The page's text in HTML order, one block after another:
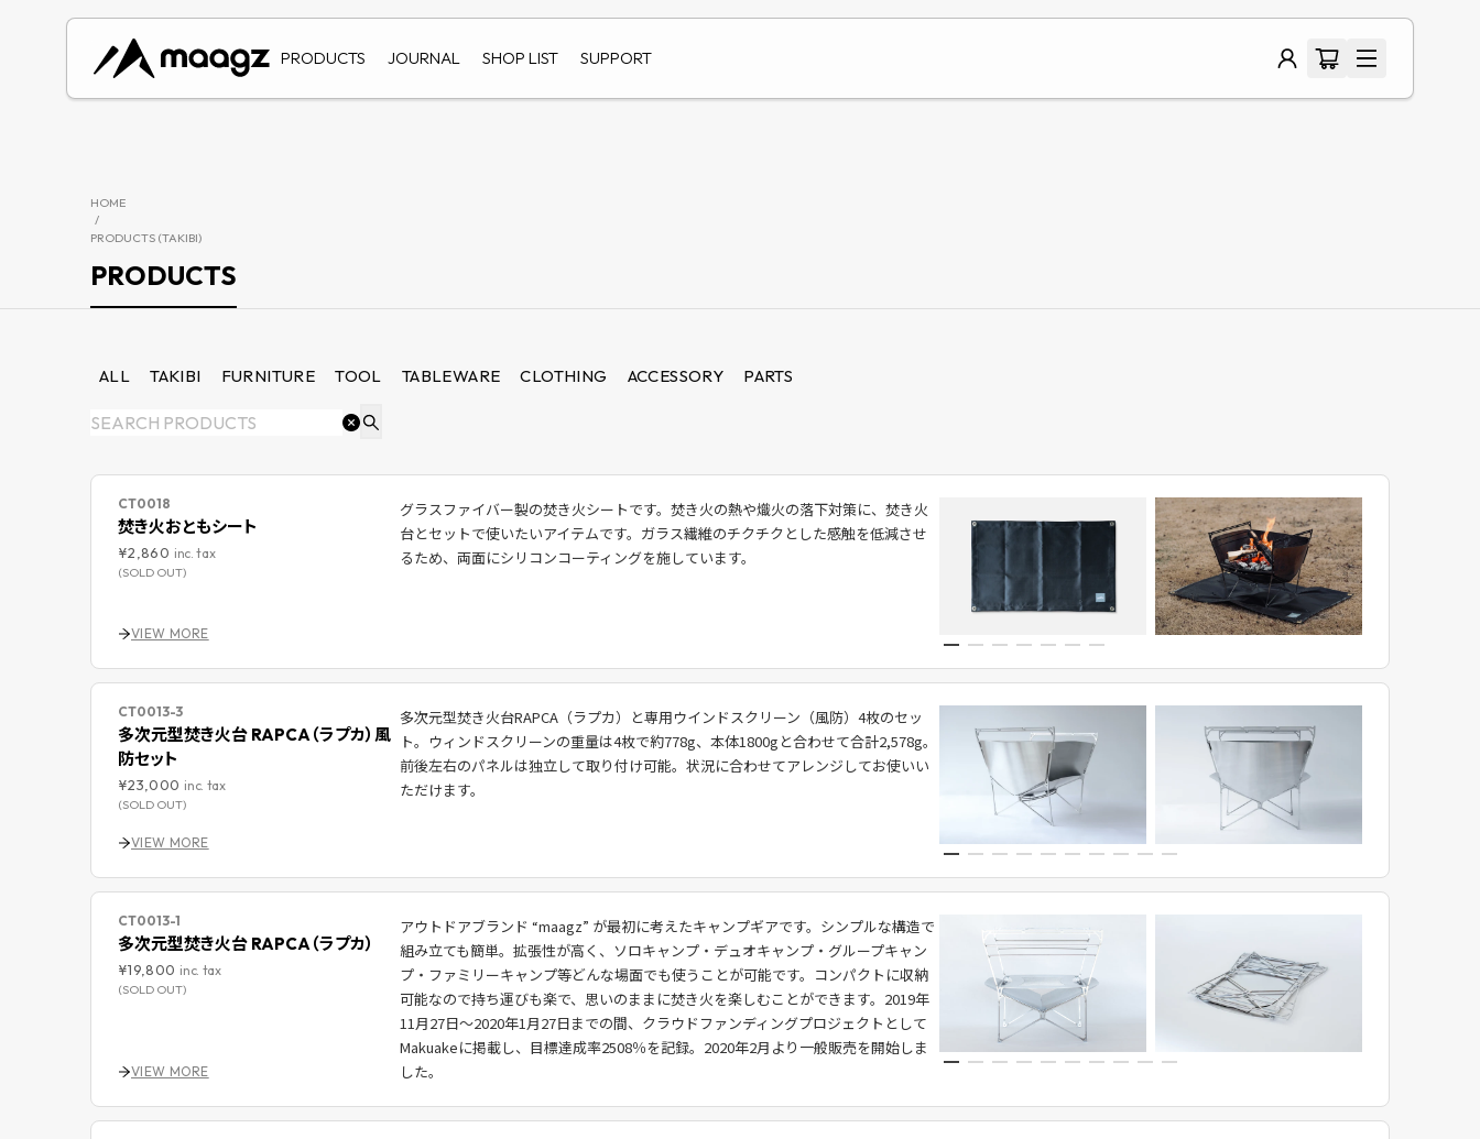
PRODUCTS JOURNAL SHOP LIST SUPPORT
HOME
/
PRODUCTS (TAKIBI)
PRODUCTS
ALL TAKIBI FURNITURE TOOL TABLEWARE CLOTHING ACCESSORY PARTS
CT0018
焚き火おともシート
¥2,860 inc. tax
(SOLD OUT)
グラスファイバー製の焚き火シートです。焚き火の熱や熾火の落下対策に、焚き火
台とセットで使いたいアイテムです。ガラス繊維のチクチクとした感触を低減させ
るため、両面にシリコンコーティングを施しています。
VIEW MORE
CT0013-3
多次元型焚き火台 RAPCA（ラプカ）風
防セット
¥23,000 inc. tax
(SOLD OUT)
多次元型焚き火台RAPCA（ラプカ）と専用ウインドスクリーン（風防）4枚のセッ
ト。ウィンドスクリーンの重量は4枚で約778g、本体1800gと合わせて合計2,578g。
前後左右のパネルは独立して取り付け可能。状況に合わせてアレンジしてお使いい
ただけます。
VIEW MORE
CT0013-1
多次元型焚き火台 RAPCA（ラプカ）
¥19,800 inc. tax
(SOLD OUT)
アウトドアブランド “maagz” が最初に考えたキャンプギアです。シンプルな構造で
組み立ても簡単。拡張性が高く、ソロキャンプ・デュオキャンプ・グループキャン
プ・ファミリーキャンプ等どんな場面でも使うことが可能です。コンパクトに収納
可能なので持ち運びも楽で、思いのままに焚き火を楽しむことができます。2019年
11月27日〜2020年1月27日までの間、クラウドファンディングプロジェクトとして
Makuakeに掲載し、目標達成率2508％を記録。2020年2月より一般販売を開始しま
した。
VIEW MORE